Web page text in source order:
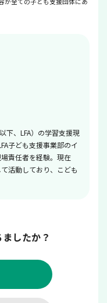
下、LFA）の学習支援現
子ども支援事業部のイ
責任者を経験。現在
活動しており、こども
したか？